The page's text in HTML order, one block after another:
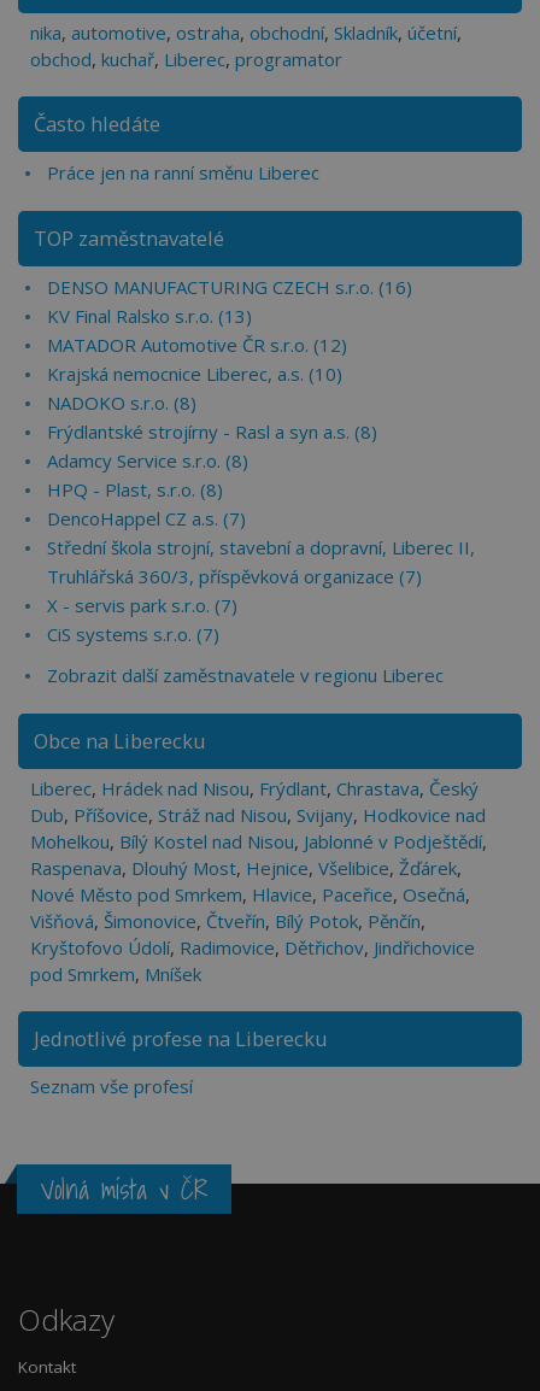
nika, automotive, ostraha, obchodní, Skladník, účetní,
obchod, kuchař, Liberec, programator
Často hledáte
Práce jen na ranní směnu Liberec
TOP zaměstnavatelé
DENSO MANUFACTURING CZECH s.r.o. (16)
KV Final Ralsko s.r.o. (13)
MATADOR Automotive ČR s.r.o. (12)
Krajská nemocnice Liberec, a.s. (10)
NADOKO s.r.o. (8)
Frýdlantské strojírny - Rasl a syn a.s. (8)
Adamcy Service s.r.o. (8)
HPQ - Plast, s.r.o. (8)
DencoHappel CZ a.s. (7)
Střední škola strojní, stavební a dopravní, Liberec II,
Truhlářská 360/3, příspěvková organizace (7)
X - servis park s.r.o. (7)
CiS systems s.r.o. (7)
Zobrazit další zaměstnavatele v regionu Liberec
Obce na Liberecku
Liberec, Hrádek nad Nisou, Frýdlant, Chrastava, Český
Dub, Příšovice, Stráž nad Nisou, Svijany, Hodkovice nad
Mohelkou, Bílý Kostel nad Nisou, Jablonné v Podještědí,
Raspenava, Dlouhý Most, Hejnice, Všelibice, Žďárek,
Nové Město pod Smrkem, Hlavice, Paceřice, Osečná,
Višňová, Šimonovice, Čtveřín, Bílý Potok, Pěnčín,
Kryštofovo Údolí, Radimovice, Dětřichov, Jindřichovice
pod Smrkem, Mníšek
Jednotlivé profese na Liberecku
Seznam vše profesí
Volná místa v ČR
Odkazy
Kontakt